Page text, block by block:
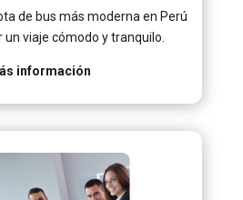
de bus más moderna en Perú
viaje cómodo y tranquilo.
información